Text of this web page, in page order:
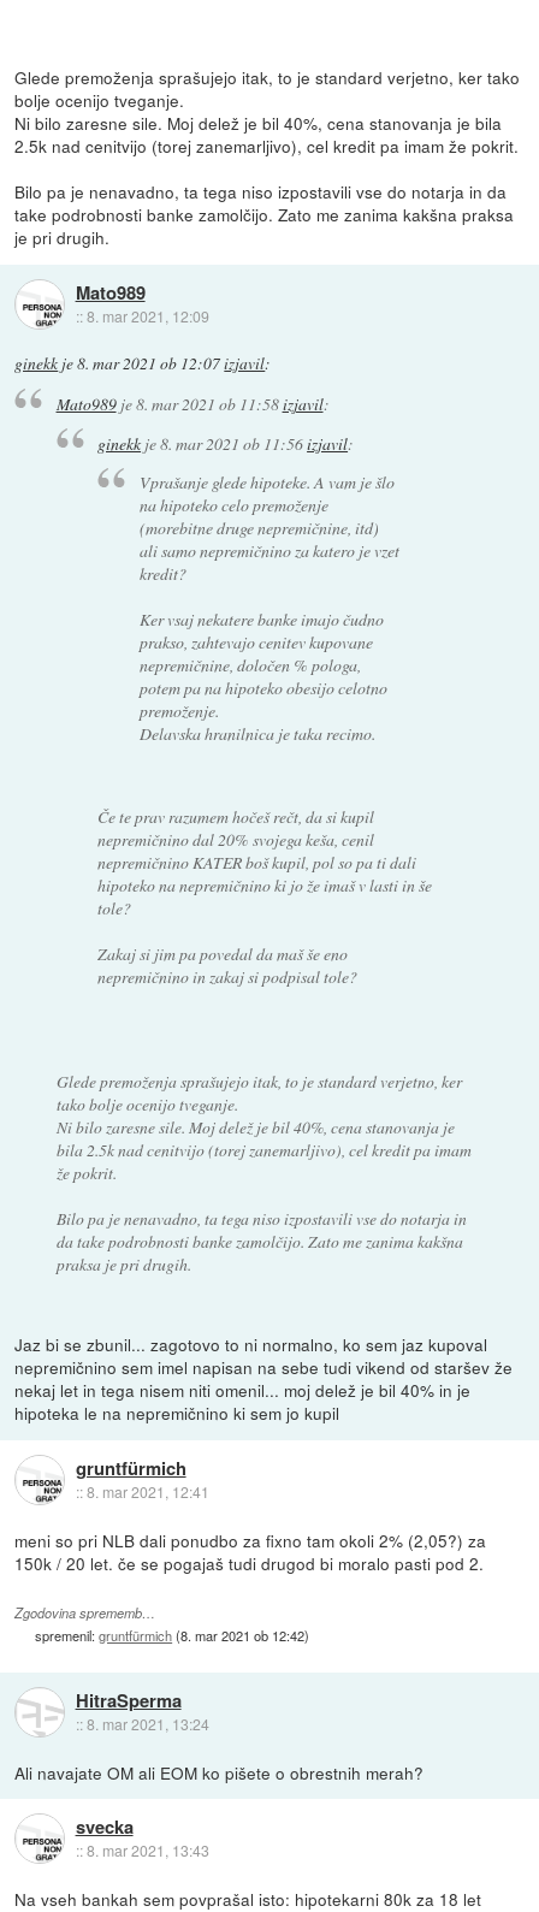
Glede premoženja sprašujejo itak, to je standard verjetno, ker tako
bolje ocenijo tveganje.
Ni bilo zaresne sile. Moj delež je bil 40%, cena stanovanja je bila
2.5k nad cenitvijo (torej zanemarljivo), cel kredit pa imam že pokrit.
Bilo pa je nenavadno, ta tega niso izpostavili vse do notarja in da
take podrobnosti banke zamolčijo. Zato me zanima kakšna praksa
je pri drugih.
Mato989
::8. mar 2021, 12:09
ginekk je8. mar 2021 ob 12:07izjavil:
Mato989je8. mar 2021 ob 11:58izjavil:
ginekk je8. mar 2021 ob 11:56izjavil:
Vprašanje glede hipoteke. A vam je šlo
na hipoteko celo premoženje
(morebitne druge nepremičnine, itd)
ali samo nepremičnino za katero je vzet
kredit?
Ker vsaj nekatere banke imajo čudno
prakso, zahtevajo cenitev kupovane
nepremičnine, določen % pologa,
potem pa na hipoteko obesijo celotno
premoženje.
Delavska hranilnica je taka recimo.
Če te prav razumem hočeš rečt, da si kupil
nepremičnino dal 20% svojega keša, cenil
nepremičnino KATER boš kupil, pol so pa ti dali
hipoteko na nepremičnino ki jo že imaš v lasti in še
tole?
Zakaj si jim pa povedal da maš še eno
nepremičnino in zakaj si podpisal tole?
Glede premoženja sprašujejo itak, to je standard verjetno, ker
tako bolje ocenijo tveganje.
Ni bilo zaresne sile. Moj delež je bil 40%, cena stanovanja je
bila 2.5k nad cenitvijo (torej zanemarljivo), cel kredit pa imam
že pokrit.
Bilo pa je nenavadno, ta tega niso izpostavili vse do notarja in
da take podrobnosti banke zamolčijo. Zato me zanima kakšna
praksa je pri drugih.
Jaz bi se zbunil... zagotovo to ni normalno, ko sem jaz kupoval
nepremičnino sem imel napisan na sebe tudi vikend od staršev že
nekaj let in tega nisem niti omenil... moj delež je bil 40% in je
hipoteka le na nepremičnino ki sem jo kupil
gruntfürmich
::8. mar 2021, 12:41
meni so pri NLB dali ponudbo za fixno tam okoli 2% (2,05?) za
150k / 20 let. če se pogajaš tudi drugod bi moralo pasti pod 2.
Zgodovina sprememb…
spremenil:gruntfürmich(8. mar 2021 ob 12:42)
HitraSperma
::8. mar 2021, 13:24
Ali navajate OM ali EOM ko pišete o obrestnih merah?
svecka
::8. mar 2021, 13:43
Na vseh bankah sem povprašal isto: hipotekarni 80k za 18 let